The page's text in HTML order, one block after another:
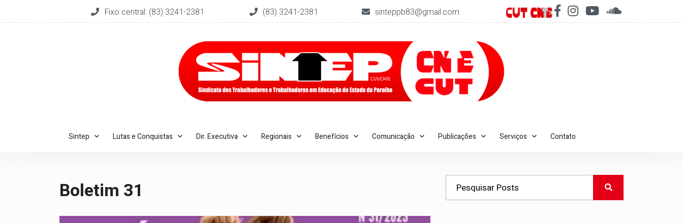
Fixo central: (83) 3241-2381 (83) 3241-2381 sinteppb83@gmail.com
Sintep Lutas e Conquistas Dir. Executiva Regionais Benefícios Comunicação Publicações Serviços Contato
Boletim 31